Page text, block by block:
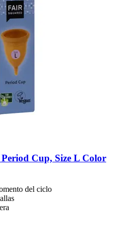
Period Cup, Size L Color
del ciclo